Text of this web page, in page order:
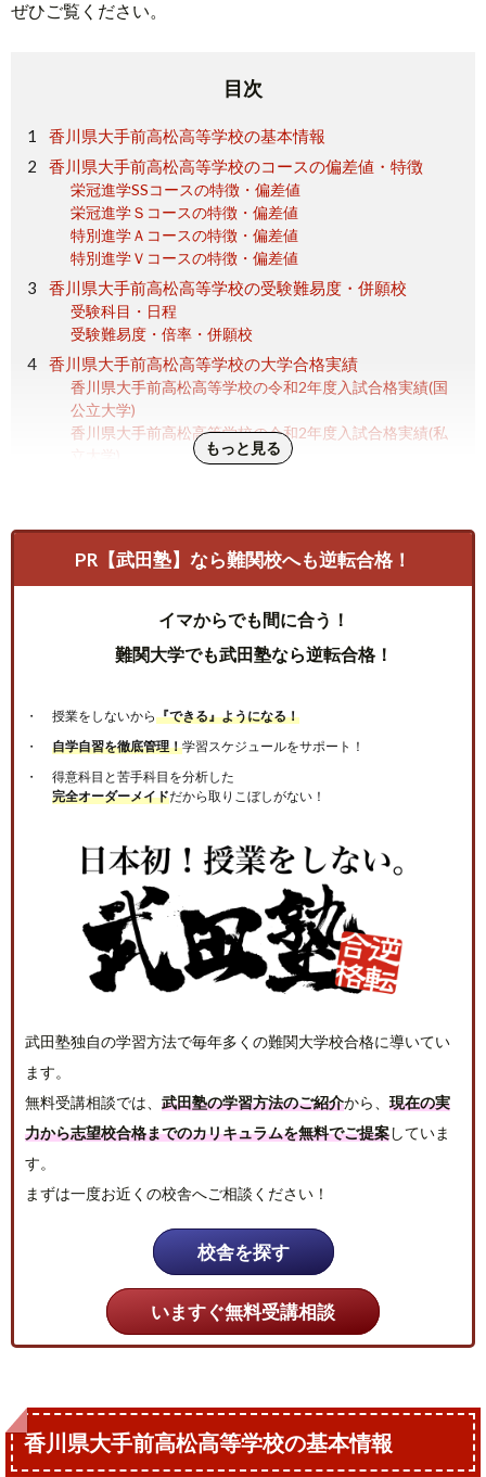
ぜひご覧ください。
目次
香川県大手前高松高等学校の基本情報
香川県大手前高松高等学校のコースの偏差値・特徴
栄冠進学SSコースの特徴・偏差値
栄冠進学Ｓコースの特徴・偏差値
特別進学Ａコースの特徴・偏差値
特別進学Ｖコースの特徴・偏差値
香川県大手前高松高等学校の受験難易度・併願校
受験科目・日程
受験難易度・倍率・併願校
香川県大手前高松高等学校の大学合格実績
香川県大手前高松高等学校の令和2年度入試合格実績(国
公立大学)
香川県大手前高松高等学校の令和2年度入試合格実績(私
立大学)
学校生活・部活動・学校行事
評判・口コミ
香川県大手前高松高等学校の偏差値・特徴｜まとめ
もっと見る
PR【武田塾】なら難関校へも逆転合格！
イマからでも間に合う！
難関大学でも武田塾なら逆転合格！
授業をしないから『できる』ようになる！
自学自習を徹底管理！学習スケジュールをサポート！
得意科目と苦手科目を分析した
完全オーダーメイドだから取りこぼしがない！
武田塾独自の学習方法で毎年多くの難関大学校合格に導いてい
ます。
無料受講相談では、 武田塾の学習方法のご紹介から、 現在の実
力から志望校合格までのカリキュラムを無料でご提案していま
す。
まずは一度お近くの校舎へご相談ください！
校舎を探す
いますぐ無料受講相談
香川県大手前高松高等学校の基本情報